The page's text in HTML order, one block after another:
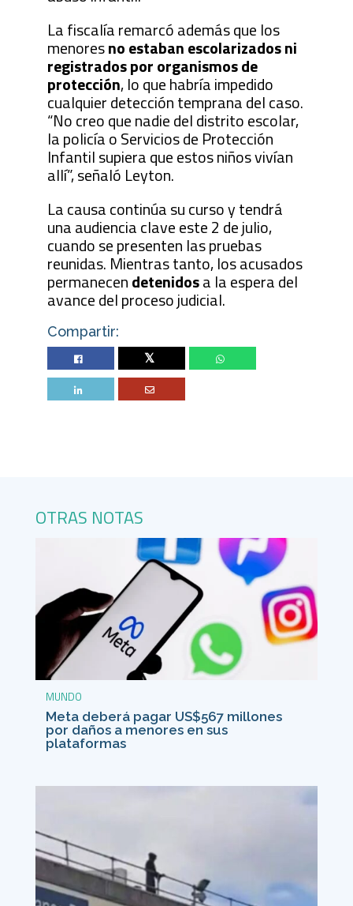
La fiscalía remarcó además que los
menoresno estaban escolarizados ni
registrados por organismos de
protección, lo que habría impedido
cualquier detección temprana del caso.
“No creo que nadie del distrito escolar,
la policía o Servicios de Protección
Infantil supiera que estos niños vivían
allí”, señaló Leyton.
La causa continúa su curso y tendrá
una audiencia clave este 2 de julio,
cuando se presenten las pruebas
reunidas. Mientras tanto, los acusados
permanecendetenidosa la espera del
avance del proceso judicial.
Compartir:
Twitter
OTRAS NOTAS
MUNDO
Meta deberá pagar US$567 millones
por daños a menores en sus
plataformas